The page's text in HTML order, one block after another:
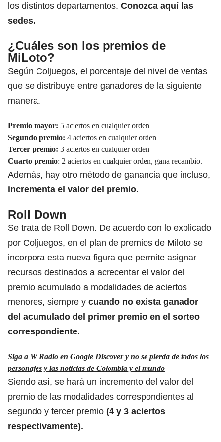
los distintos departamentos. Conozca aquí las
sedes.
¿Cuáles son los premios de
MiLoto?
Según Coljuegos, el porcentaje del nivel de ventas
que se distribuye entre ganadores de la siguiente
manera.
Premio mayor: 5 aciertos en cualquier orden
Segundo premio: 4 aciertos en cualquier orden
Tercer premio: 3 aciertos en cualquier orden
Cuarto premio: 2 aciertos en cualquier orden, gana recambio.
Además, hay otro método de ganancia que incluso,
incrementa el valor del premio.
Roll Down
Se trata de Roll Down. De acuerdo con lo explicado
por Coljuegos, en el plan de premios de Miloto se
incorpora esta nueva figura que permite asignar
recursos destinados a acrecentar el valor del
premio acumulado a modalidades de aciertos
menores, siempre y cuando no exista ganador
del acumulado del primer premio en el sorteo
correspondiente.
Siga a W Radio en Google Discover y no se pierda de todos los
personajes y las noticias de Colombia y el mundo
Siendo así, se hará un incremento del valor del
premio de las modalidades correspondientes al
segundo y tercer premio (4 y 3 aciertos
respectivamente).